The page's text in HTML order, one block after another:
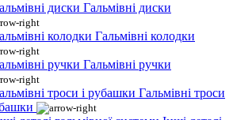
Гальмівні диски
Гальмівні колодки
Гальмівні ручки
Гальмівні троси